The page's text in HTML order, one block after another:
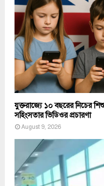
যুক্তরাজ্যে ১০ বছরের নিচের
সহিংসতার ভিডিওর প্রচারণা
August 9, 2026